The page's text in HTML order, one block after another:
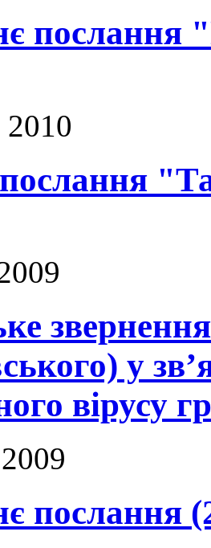
послання
2010
послання
у
вірусу
послання